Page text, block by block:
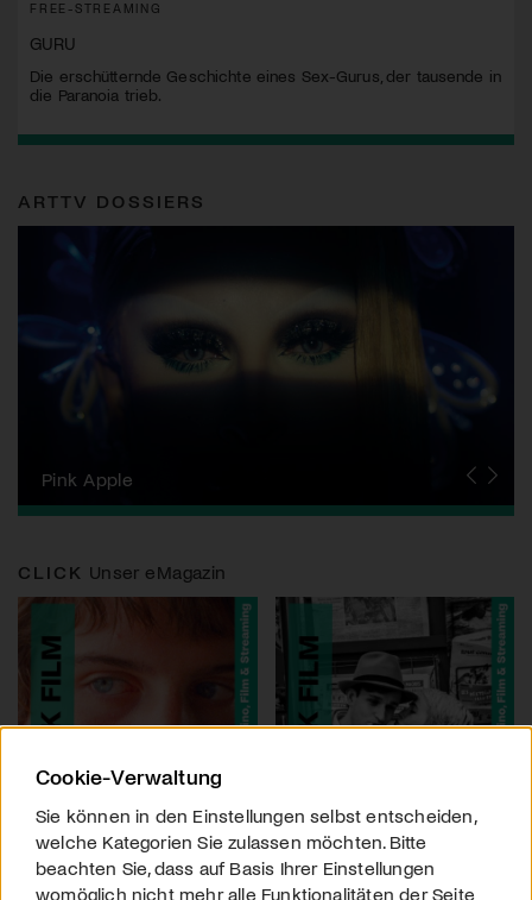
FREE-STREAMING
GURU
Die erschütternde Geschichte eines Sex-Gurus, der tausende in
die Paranoia trieb.
ARTTV DOSSIERS
Zurich Film Festival
Pink Apple
Locarno Film Festival
Human Rights Film Festival Zurich
Yesh! Neues aus der jüdischen Filmwelt
Neuchâtel International Fantastic Film Festival
Visions du Réel
Berlinale
Solothurner Filmtage
Geneva International Film Festival
CLICK Unser eMagazin
Cookie-Verwaltung
Sie können in den Einstellungen selbst entscheiden,
welche Kategorien Sie zulassen möchten. Bitte
beachten Sie, dass auf Basis Ihrer Einstellungen
womöglich nicht mehr alle Funktionalitäten der Seite